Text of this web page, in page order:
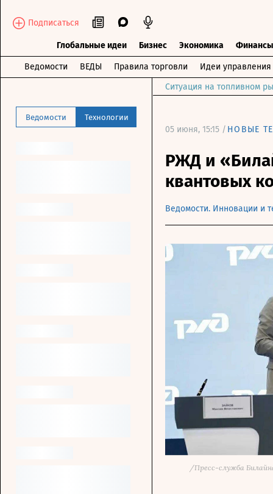
Подписаться
Глобальные идеи Бизнес Экономика Финансы
Ведомости ВЕДЫ Правила торговли Идеи управления
Ведомости Технологии
Ситуация на топливном
05 июня, 15:15 / НОВЫЕ
РЖД и
квантовых
Ведомости. Инновации и
/Пресс-служба